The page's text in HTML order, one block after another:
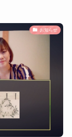
お知らせ